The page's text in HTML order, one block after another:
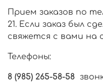
Прием заказов по
21. Если заказ был
свяжется с вами на
Телефоны:
8 (985) 265-58-58